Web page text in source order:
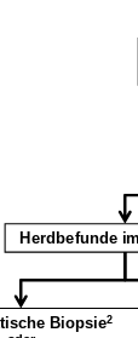
stereotaktische Biopsie2